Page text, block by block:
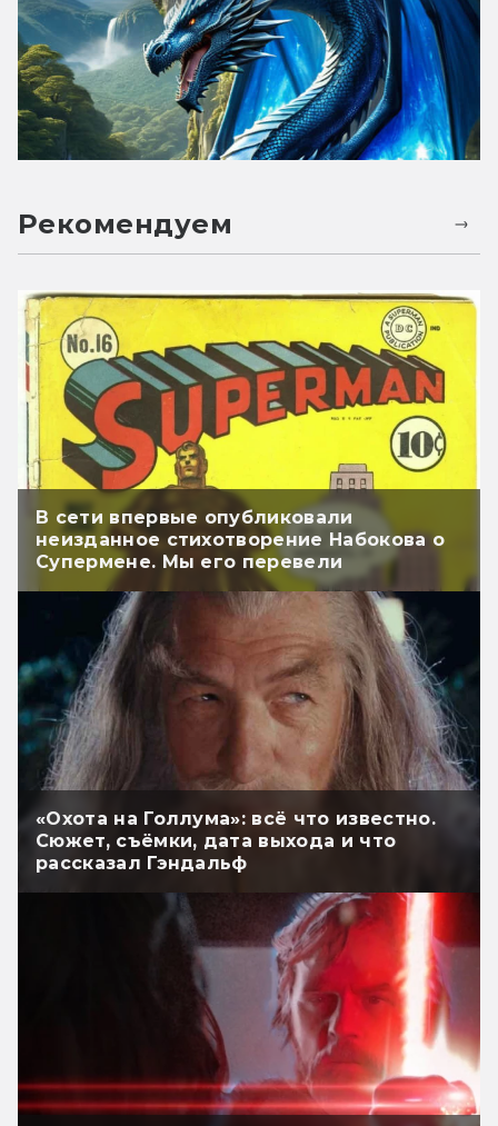
Рекомендуем
В сети впервые опубликовали
неизданное стихотворение Набокова о
Супермене. Мы его перевели
«Охота на Голлума»: всё что известно.
Сюжет, съёмки, дата выхода и что
рассказал Гэндальф